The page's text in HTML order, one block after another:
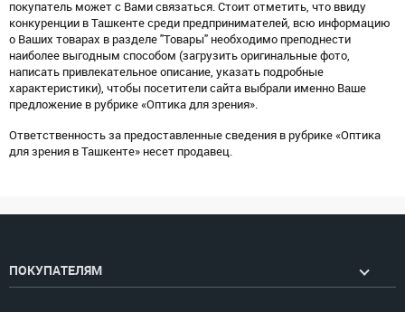
покупатель может с Вами связаться. Стоит отметить, что ввиду
конкуренции в Ташкенте среди предпринимателей, всю информацию
о Ваших товарах в разделе "Товары" необходимо преподнести
наиболее выгодным способом (загрузить оригинальные фото,
написать привлекательное описание, указать подробные
характеристики), чтобы посетители сайта выбрали именно Ваше
предложение в рубрике «Оптика для зрения».
Ответственность за предоставленные сведения в рубрике «Оптика
для зрения в Ташкенте» несет продавец.
ПОКУПАТЕЛЯМ